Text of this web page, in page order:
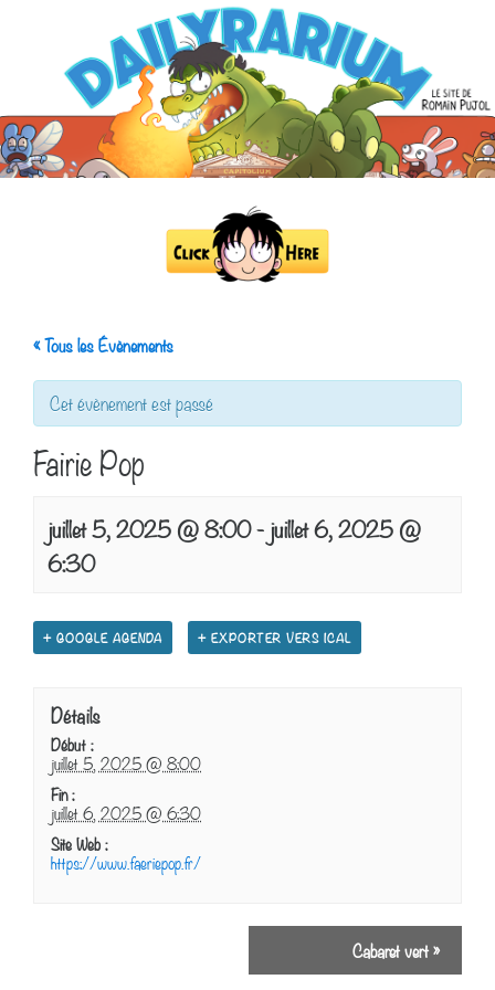
« Tous les Évènements
Cet évènement est passé
Fairie Pop
juillet 5, 2025 @ 8:00-juillet 6, 2025 @
6:30
+ GOOGLE AGENDA + EXPORTER VERS ICAL
Détails
Début :
juillet 5, 2025 @ 8:00
Fin :
juillet 6, 2025 @ 6:30
Site Web :
https://www.faeriepop.fr/
Cabaret vert»